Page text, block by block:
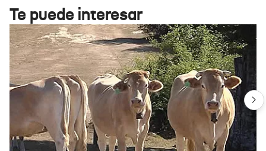
Te puede interesar